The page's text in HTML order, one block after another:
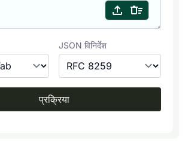
JSON विनिर्देश
प्रक्रिया